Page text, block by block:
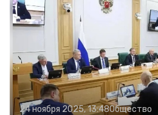
24 ноября 2025, 13:48Общество